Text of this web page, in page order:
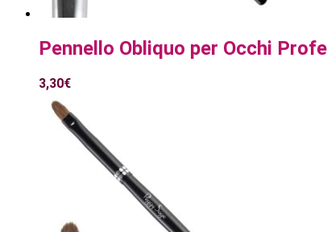
Pennello Obliquo per Occhi
3,30€